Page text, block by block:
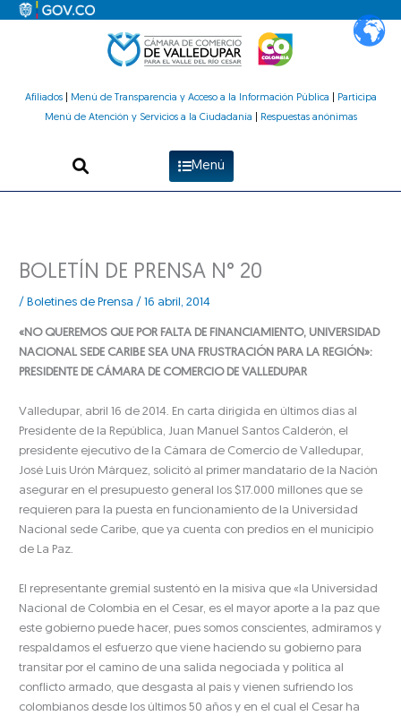
Afiliados| Menú de Transparencia y Acceso a la Información Pública
Participa
Menú de Atención y Servicios a la Ciudadanía
Respuestas anónimas
Menú
BOLETÍN DE PRENSA N° 20
/ Boletines de Prensa /16 abril, 2014
«NO QUEREMOS QUE POR FALTA DE FINANCIAMIENTO, UNIVERSIDAD
NACIONAL SEDE CARIBE SEA UNA FRUSTRACIÓN PARA LA REGIÓN»:
PRESIDENTE DE CÁMARA DE COMERCIO DE VALLEDUPAR
Valledupar, abril 16 de 2014. En carta dirigida en últimos días al
Presidente de la República, Juan Manuel Santos Calderón, el
presidente ejecutivo de la Cámara de Comercio de Valledupar,
José Luis Urón Márquez, solicitó al primer mandatario de la Nación
asegurar en el presupuesto general los $17.000 millones que se
requieren para la puesta en funcionamiento de la Universidad
Nacional sede Caribe, que ya cuenta con predios en el municipio
de La Paz.
El representante gremial sustentó en la misiva que «la Universidad
Nacional de Colombia en el Cesar, es el mayor aporte a la paz que
este gobierno puede hacer, pues somos conscientes, admiramos y
respaldamos el esfuerzo que viene haciendo su gobierno para
transitar por el camino de una salida negociada y política al
conflicto armado, que desgasta al país y vienen sufriendo los
colombianos desde los últimos 50 años y en el cual el Cesar ha